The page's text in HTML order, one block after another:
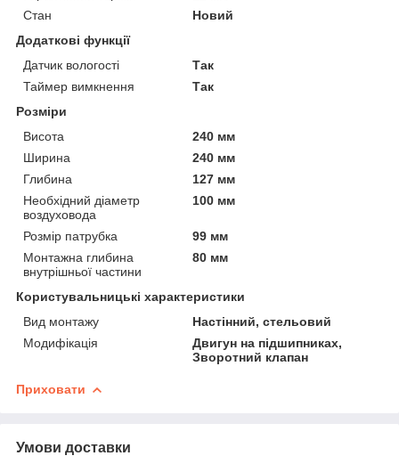
Стан
Новий
Додаткові функції
Датчик вологості
Так
Таймер вимкнення
Так
Розміри
Висота
240 мм
Ширина
240 мм
Глибина
127 мм
Необхідний діаметр
воздуховода
100 мм
Розмір патрубка
99 мм
Монтажна глибина
внутрішньої частини
80 мм
Користувальницькі характеристики
Вид монтажу
Настінний, стельовий
Модифікація
Двигун на підшипниках,
Зворотний клапан
Приховати
Умови доставки